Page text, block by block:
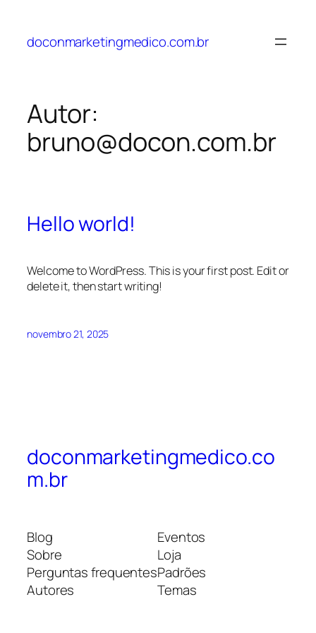
doconmarketingmedico.com.br
Autor:
bruno@docon.com.br
Hello world!
Welcome to WordPress. This is your first post. Edit or
delete it, then start writing!
novembro 21, 2025
doconmarketingmedico.co
m.br
Blog
Sobre
Perguntas frequentes
Autores
Eventos
Loja
Padrões
Temas